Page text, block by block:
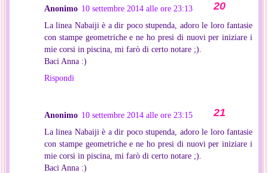
Anonimo 10 settembre 2014 alle ore 23:13
La linea Nabaiji è a dir poco stupenda, adoro le loro fantasie
con stampe geometriche e ne ho presi di nuovi per iniziare i
mie corsi in piscina, mi farò di certo notare ;).
Baci Anna :)
Rispondi
Anonimo 10 settembre 2014 alle ore 23:15
La linea Nabaiji è a dir poco stupenda, adoro le loro fantasie
con stampe geometriche e ne ho presi di nuovi per iniziare i
mie corsi in piscina, mi farò di certo notare ;).
Baci Anna :)